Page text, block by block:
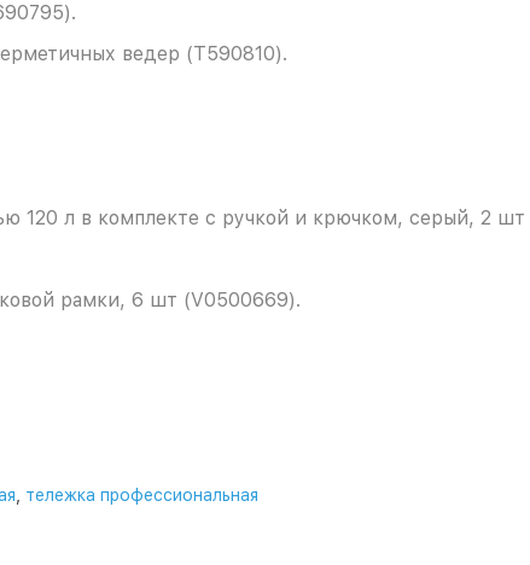
ведер (T590810).
120 л в комплекте с ручкой и крючком, серый, 2
рамки, 6 шт (V0500669).
тележка профессиональная